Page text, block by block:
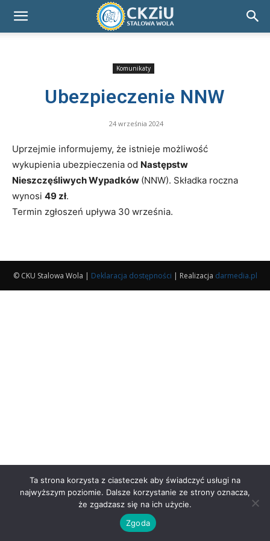
Komunikaty
Ubezpieczenie NNW
24 września 2024
Uprzejmie informujemy, że istnieje możliwość
wykupienia ubezpieczenia od Następstw
Nieszczęśliwych Wypadków (NNW). Składka roczna
wynosi 49 zł.
Termin zgłoszeń upływa 30 września.
© CKU Stalowa Wola | Deklaracja dostępności | Realizacja darmedia.pl
Ta strona korzysta z ciasteczek aby świadczyć usługi na
najwyższym poziomie. Dalsze korzystanie ze strony oznacza,
że zgadzasz się na ich użycie.
Zgoda